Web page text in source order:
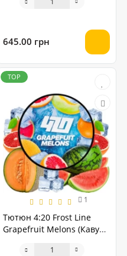
645.00 грн
1
Тютюн 4:20 Frost Line
Grapefruit Melons (Кавун
TOP